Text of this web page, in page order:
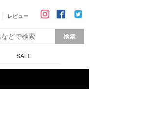
レビュー
SALE